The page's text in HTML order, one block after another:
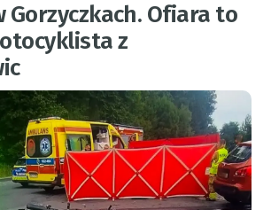
Gorzyczkach. Ofiara to
z